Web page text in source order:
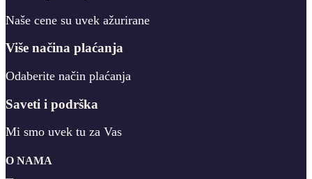
Naše cene su uvek ažurirane
Više načina plaćanja
Odaberite način plaćanja
Saveti i podrška
Mi smo uvek tu za Vas
O NAMA